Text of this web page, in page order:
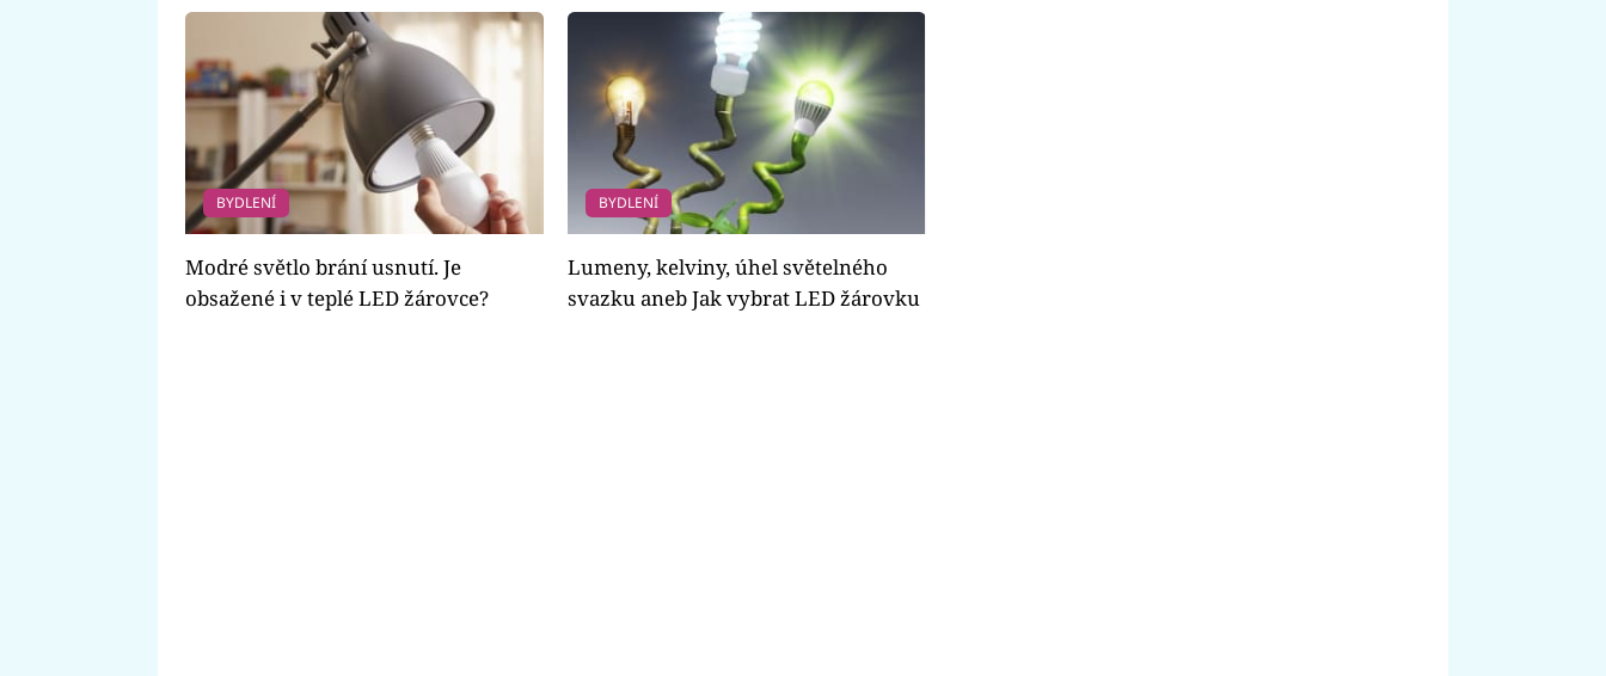
BYDLENÍ
Modré světlo brání usnutí. Je
obsažené i v teplé LED žárovce?
BYDLENÍ
Lumeny, kelviny, úhel světelného
svazku aneb Jak vybrat LED žárovku